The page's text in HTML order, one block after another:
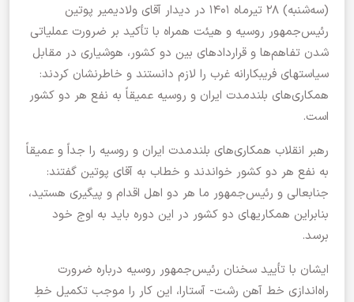
(سه‌شنبه) ۲۸ تیرماه ۱۴۰۱ در دیدار آقای ولادیمیر پوتین
رئیس‌جمهور روسیه و هیئت همراه با تأکید بر ضرورت عملیاتی
شدن تفاهم‌ها و قراردادهای بین دو کشور، هوشیاری در مقابل
سیاستهای فریبکارانه غرب را لازم دانستند و خاطرنشان کردند:
همکاری‌های بلندمدت ایران و روسیه عمیقاً به نفع هر دو کشور
است.
رهبر انقلاب همکاری‌های بلندمدت ایران و روسیه را جداً‌ و عمیقاً‌
به نفع هر دو کشور خواندند و خطاب به آقای پوتین گفتند:
جنابعالی و رئیس‌جمهور ما هر دو اهل اقدام و پیگیری هستید،
بنابراین همکاریهای دو کشور در این دوره باید به اوج خود
برسد.
ایشان با تأیید سخنان رئیس‌جمهور روسیه درباره ضرورت
راه‌اندازی خط آهن رشت- آستارا، این کار را موجب تکمیل خطِ